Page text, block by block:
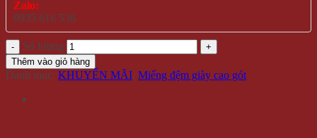
Zalo:
0935 616 536
Số lượng
Thêm vào giỏ hàng
Danh mục: KHUYẾN MÃI, Miếng đệm giày cao gót